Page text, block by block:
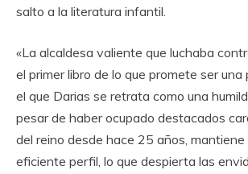
salto a la literatura infantil.
«La alcaldesa valiente que luchaba
el primer libro de lo que promete ser una
el que Darias se retrata como una
pesar de haber ocupado destacados
del reino desde hace 25 años,
eficiente perfil, lo que despierta las